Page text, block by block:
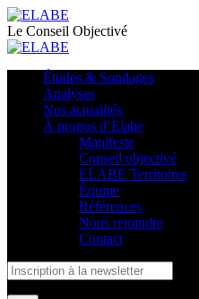
Le Conseil Objectivé
Études & Sondages
Analyses
Nos actualités
À propos d’Elabe
Manifeste
Conseil objectivé
ELABE Territoires
Équipe
Références
Nous rejoindre
Contact